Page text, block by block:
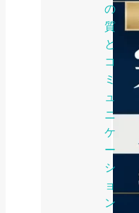
の
質
と
コ
ミ
ュ
ニ
ケ
ー
シ
ョ
ン